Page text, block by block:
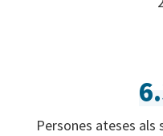
Persones ateses